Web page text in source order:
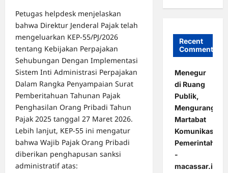
Petugas helpdesk menjelaskan
bahwa Direktur Jenderal Pajak telah
mengeluarkan KEP-55/PJ/2026
tentang Kebijakan Perpajakan
Sehubungan Dengan Implementasi
Sistem Inti Administrasi Perpajakan
Dalam Rangka Penyampaian Surat
Pemberitahuan Tahunan Pajak
Penghasilan Orang Pribadi Tahun
Pajak 2025 tanggal 27 Maret 2026.
Lebih lanjut, KEP-55 ini mengatur
bahwa Wajib Pajak Orang Pribadi
diberikan penghapusan sanksi
administratif atas:
Recent
Comments
Menegur
di Ruang
Publik,
Mengurangi
Martabat
Komunikasi
Pemerintahan
-
macassar.id